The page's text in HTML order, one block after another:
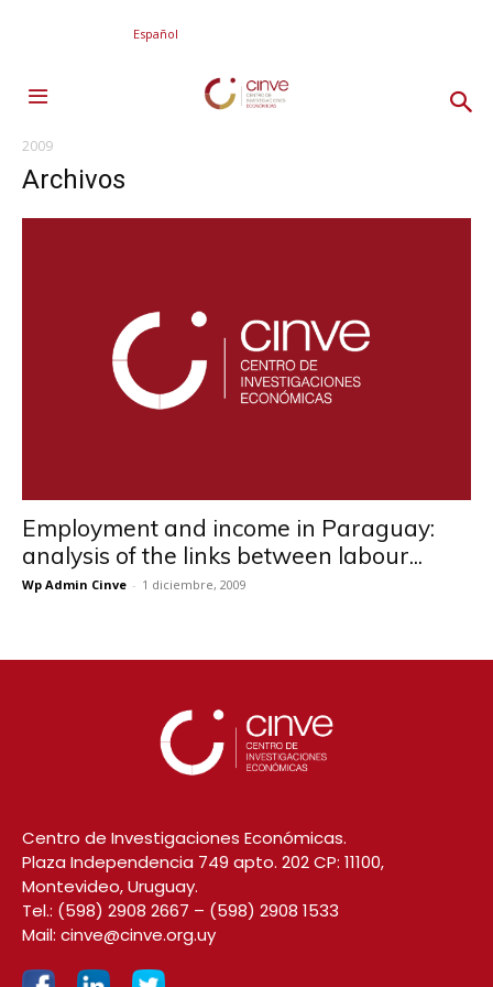
Español
2009
Archivos
Employment and income in Paraguay:
analysis of the links between labour...
Wp Admin Cinve - 1 diciembre, 2009
Centro de Investigaciones Económicas.
Plaza Independencia 749 apto. 202 CP: 11100,
Montevideo, Uruguay.
Tel.: (598) 2908 2667 – (598) 2908 1533
Mail: cinve@cinve.org.uy